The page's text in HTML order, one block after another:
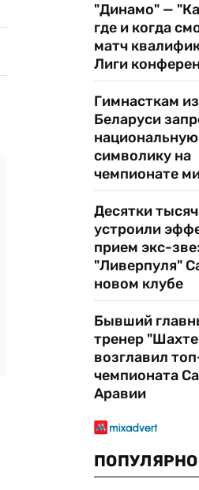
"Динамо" —
где и когда
матч
Лиги
Гимнасткам
Беларуси
национальную
символику на
чемпионате
Десятки
устроили
прием экс-
"Ливерпуля"
новом клубе
Бывший
тренер
возглавил
чемпионата
Аравии